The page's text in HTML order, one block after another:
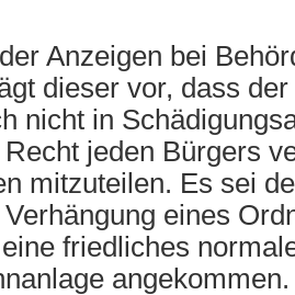
Anzeigen bei
dieser vor, dass
nicht in
Recht jeden Bürgers
mitzuteilen. Es sei
eines
friedliches
angekommen.